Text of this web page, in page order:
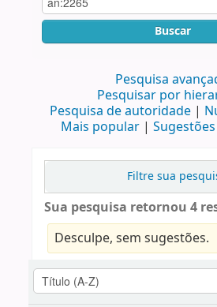
Buscar
Pesquisa
Pesquisar por
Pesquisa de autoridade
Mais popular
Filtre sua
Sua pesquisa retornou 4
Desculpe, sem sugestões.